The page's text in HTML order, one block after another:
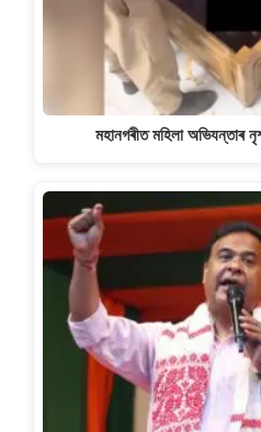
মহানগৰীত মহিলা অভিযন্তাৰ